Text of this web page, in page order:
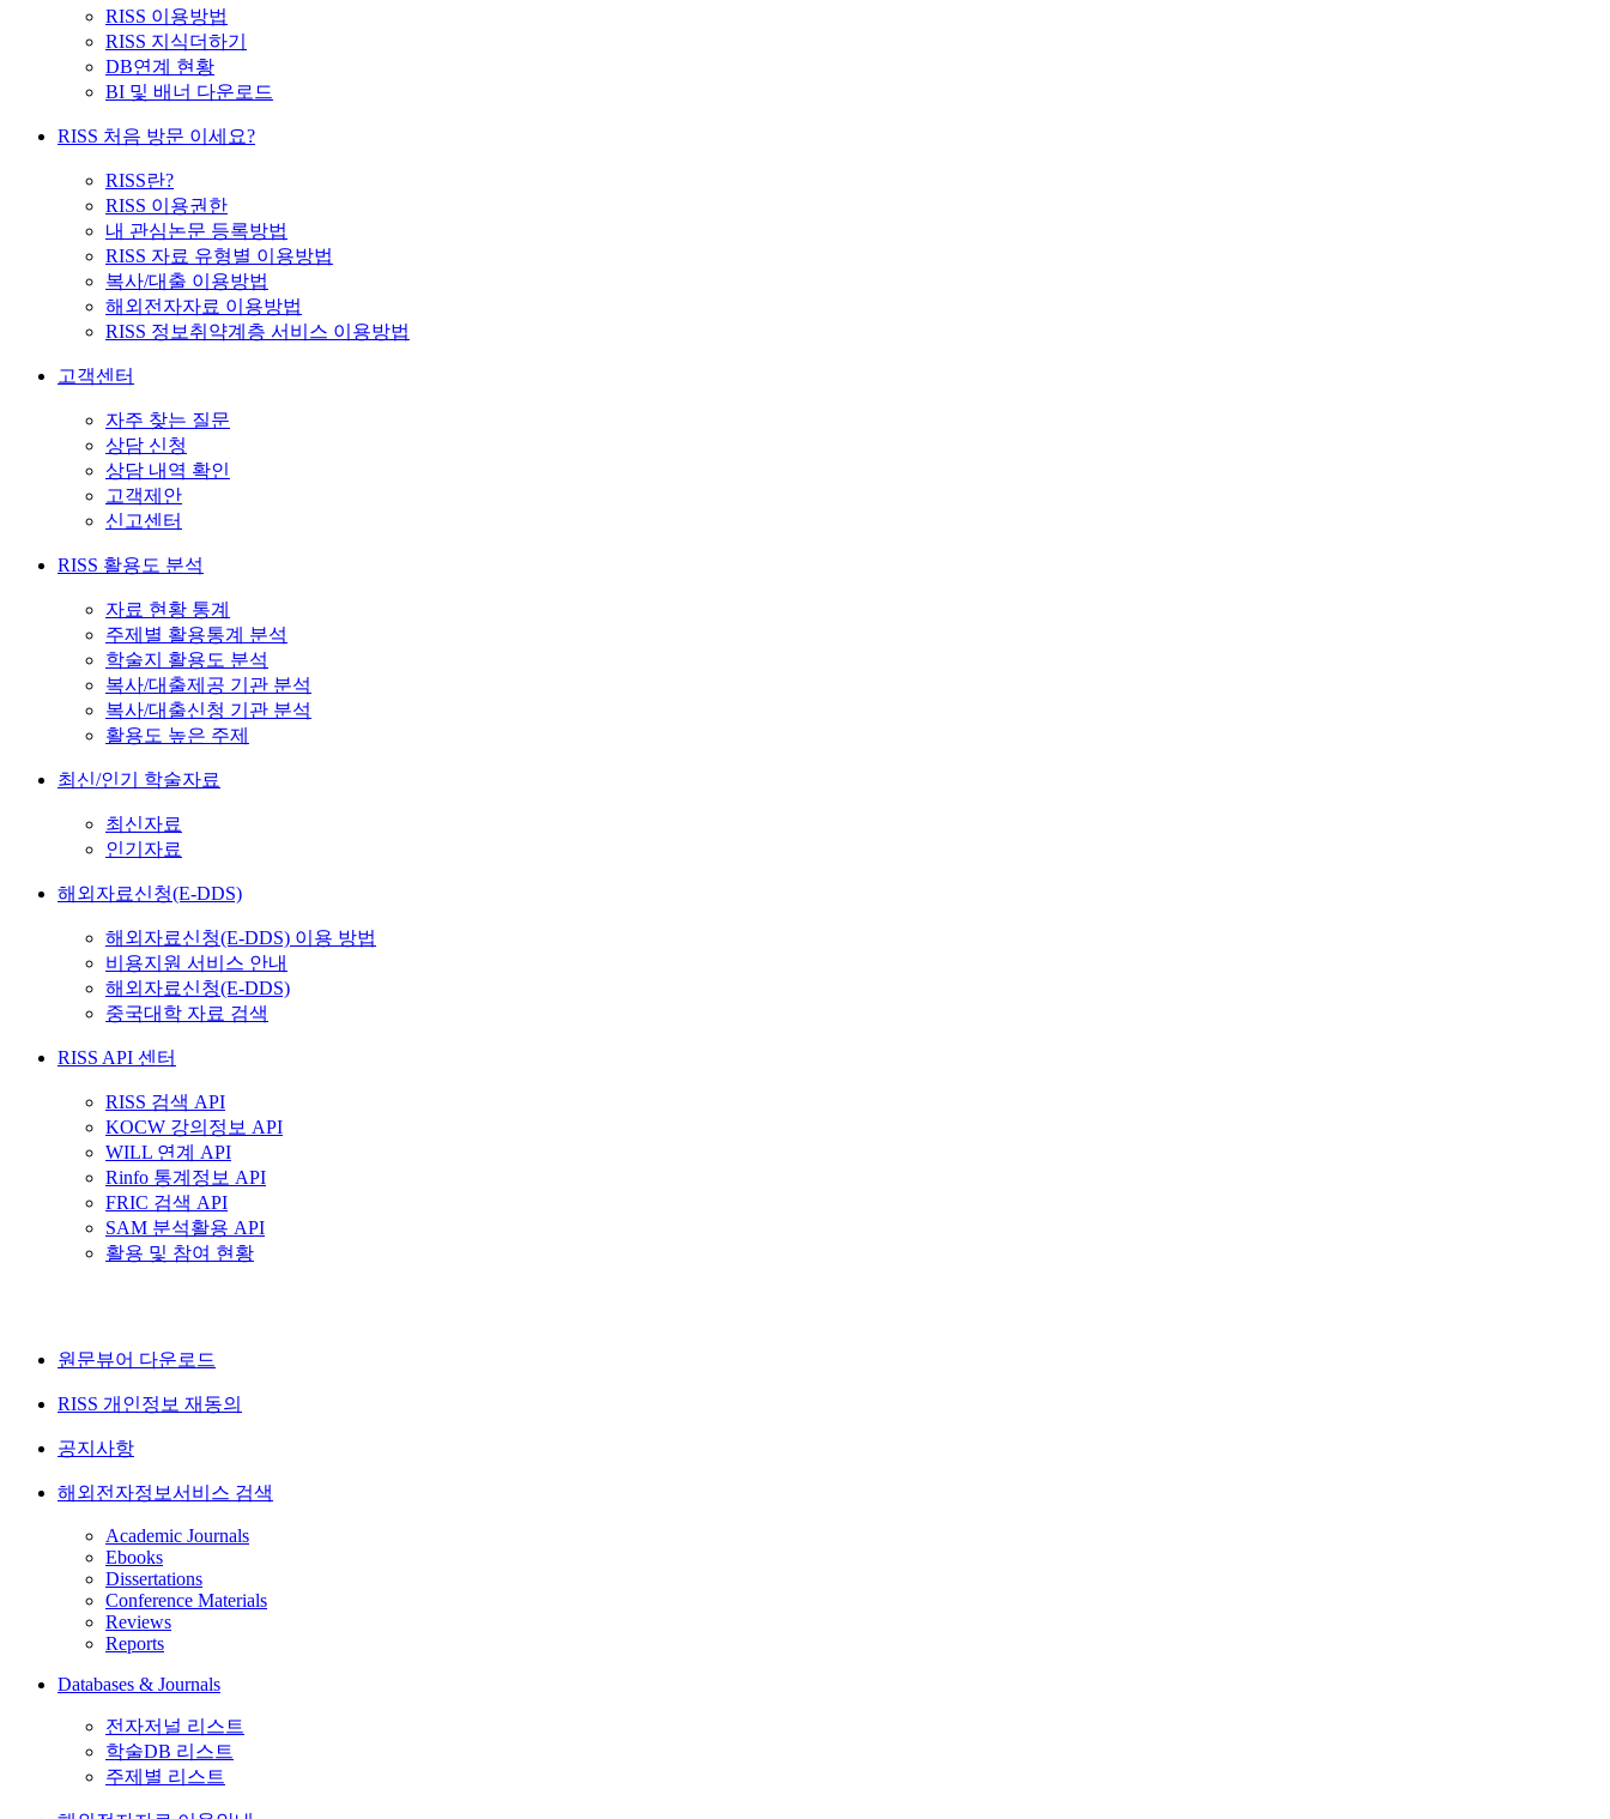
RISS 이용방법
RISS 지식더하기
DB연계 현황
BI 및 배너 다운로드
RISS 처음 방문 이세요?
RISS란?
RISS 이용권한
내 관심논문 등록방법
RISS 자료 유형별 이용방법
복사/대출 이용방법
해외전자자료 이용방법
RISS 정보취약계층 서비스 이용방법
고객센터
자주 찾는 질문
상담 신청
상담 내역 확인
고객제안
신고센터
RISS 활용도 분석
자료 현황 통계
주제별 활용통계 분석
학술지 활용도 분석
복사/대출제공 기관 분석
복사/대출신청 기관 분석
활용도 높은 주제
최신/인기 학술자료
최신자료
인기자료
해외자료신청(E-DDS)
해외자료신청(E-DDS) 이용 방법
비용지원 서비스 안내
해외자료신청(E-DDS)
중국대학 자료 검색
RISS API 센터
RISS 검색 API
KOCW 강의정보 API
WILL 연계 API
Rinfo 통계정보 API
FRIC 검색 API
SAM 분석활용 API
활용 및 참여 현황
원문뷰어 다운로드
RISS 개인정보 재동의
공지사항
해외전자정보서비스 검색
Academic Journals
Ebooks
Dissertations
Conference Materials
Reviews
Reports
Databases & Journals
전자저널 리스트
학술DB 리스트
주제별 리스트